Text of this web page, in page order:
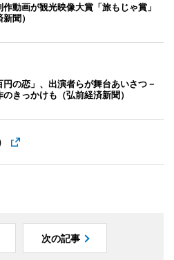
動画が観光映像大賞「旅もじゃ賞」
聞）
の恋」、出演者らが舞台あいさつ－
きっかけも（弘前経済新聞）
次の記事